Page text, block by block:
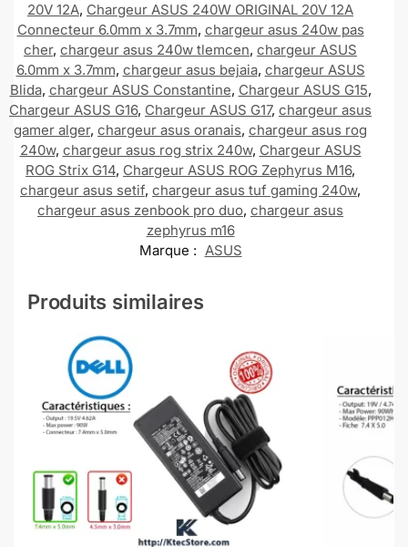
20V 12A, Chargeur ASUS 240W ORIGINAL 20V 12A
Connecteur 6.0mm x 3.7mm, chargeur asus 240w pas
cher, chargeur asus 240w tlemcen, chargeur ASUS
6.0mm x 3.7mm, chargeur asus bejaia, chargeur ASUS
Blida, chargeur ASUS Constantine, Chargeur ASUS G15,
Chargeur ASUS G16, Chargeur ASUS G17, chargeur asus
gamer alger, chargeur asus oranais, chargeur asus rog
240w, chargeur asus rog strix 240w, Chargeur ASUS
ROG Strix G14, Chargeur ASUS ROG Zephyrus M16,
chargeur asus setif, chargeur asus tuf gaming 240w,
chargeur asus zenbook pro duo, chargeur asus
zephyrus m16
Marque : ASUS
Produits similaires